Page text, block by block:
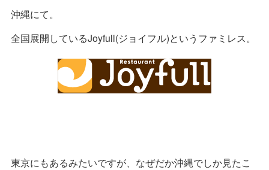
沖縄にて。
全国展開しているJoyfull(ジョイフル)というファミレス。
東京にもあるみたいですが、なぜだか沖縄でしか見たこ